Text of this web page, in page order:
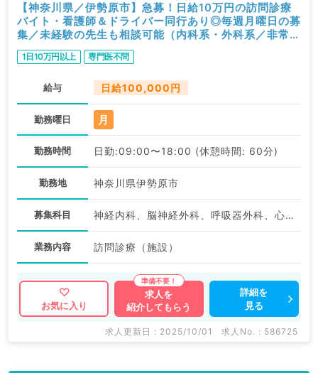
【神奈川県／伊勢原市】急募！日給10万円の訪問診療
バイト・看護師＆ドライバー同行あり◎毎週月曜日の募
集／未経験の先生も相談可能（内科系・外科系／非常
勤）
1日10万円以上 専門医不問
給与 日給100,000円
勤務曜日 月
勤務時間 日勤:09:00〜18:00 (休憩時間: 60分)
勤務地 神奈川県伊勢原市
募集科目 神経内科、脳神経外科、呼吸器外科、心臓血管外科、一般内科、循環器内科、消化器内科、内分泌・代謝内科、腎臓内科、老年内科、血液内科、外科系全般、一般外科、消化器外科
業務内容 訪問診療（施設）
お気に入り
求人を
紹介してもらう
詳細を
見る
求人更新日 : 2025/10/01 求人No. : 586725